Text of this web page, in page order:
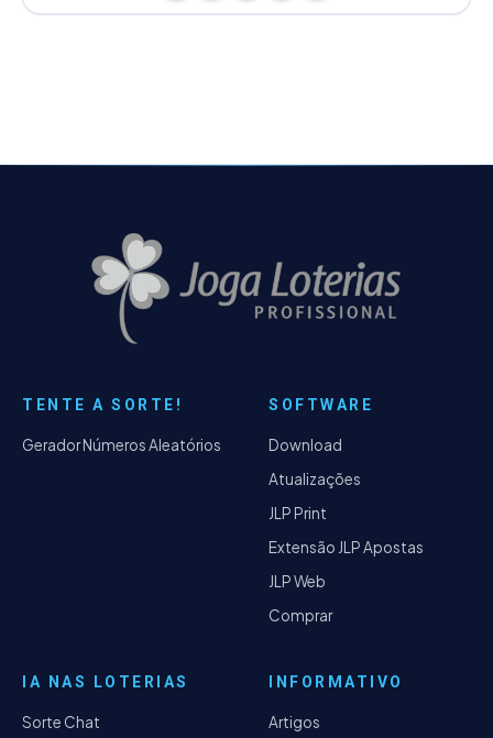
TENTE A SORTE!
Gerador Números Aleatórios
SOFTWARE
Download
Atualizações
JLP Print
Extensão JLP Apostas
JLP Web
Comprar
IA NAS LOTERIAS
Sorte Chat
INFORMATIVO
Artigos